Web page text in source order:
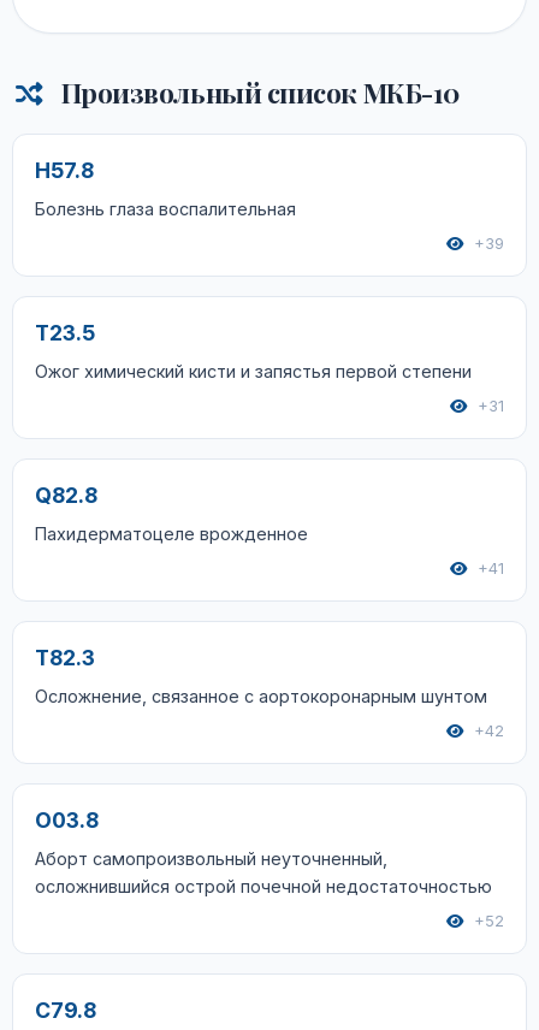
Произвольный список МКБ-10
H57.8
Болезнь глаза воспалительная
+39
T23.5
Ожог химический кисти и запястья первой степени
+31
Q82.8
Пахидерматоцеле врожденное
+41
T82.3
Осложнение, связанное с аортокоронарным шунтом
+42
O03.8
Аборт самопроизвольный неуточненный,
осложнившийся острой почечной недостаточностью
+52
C79.8